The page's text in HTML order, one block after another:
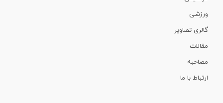
ورزشی
گالری تصاویر
مقالات
مصاحبه
ارتباط با ما